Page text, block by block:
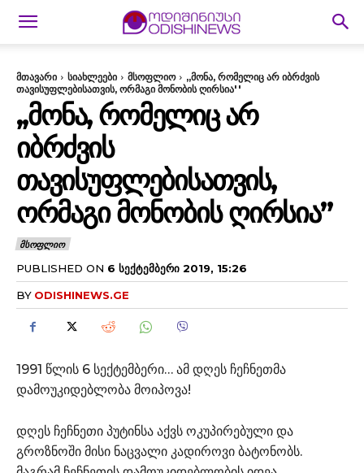
მთავარი სიახლეები მსოფლიო
,,მონა, რომელიც არ იბრძვის
თავისუფლებისათვის, ორმაგი მონობის ღირსია''
,,ᲛᲝᲜᲐ, ᲠᲝᲛᲔᲚᲘᲪ ᲐᲠ
ᲘᲑᲠᲫᲕᲘᲡ
ᲗᲐᲕᲘᲡᲣᲤᲚᲔᲑᲘᲡᲐᲗᲕᲘᲡ,
ᲝᲠᲛᲐᲒᲘ ᲛᲝᲜᲝᲑᲘᲡ ᲦᲘᲠᲡᲘᲐ”
ᲛᲡᲝᲤᲚᲘᲝ
PUBLISHED ON 6 ᲡᲔᲥᲢᲔᲛᲑᲔᲠᲘ 2019, 15:26
BY ODISHINEWS.GE
1991 წლის 6 სექტემბერი… ამ დღეს ჩეჩნეთმა
დამოუკიდებლობა მოიპოვა!
დღეს ჩეჩნეთი პუტინსა აქვს ოკუპირებული და
გროზნოში მისი ნაცვალი კადიროვი ბატონობს.